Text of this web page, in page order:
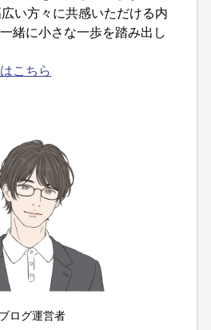
い方々に共感いただける内
緒に小さな一歩を踏み出し
こちら
ブログ運営者